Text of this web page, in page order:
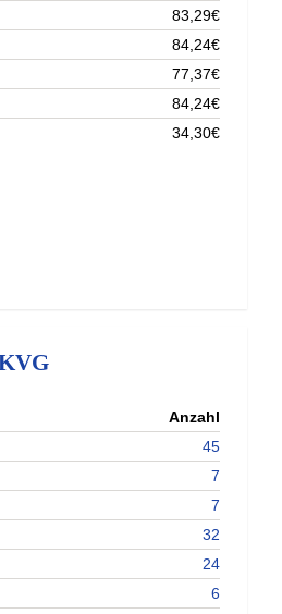
83,29€
84,24€
77,37€
84,24€
34,30€
Anzahl
45
7
7
32
24
6